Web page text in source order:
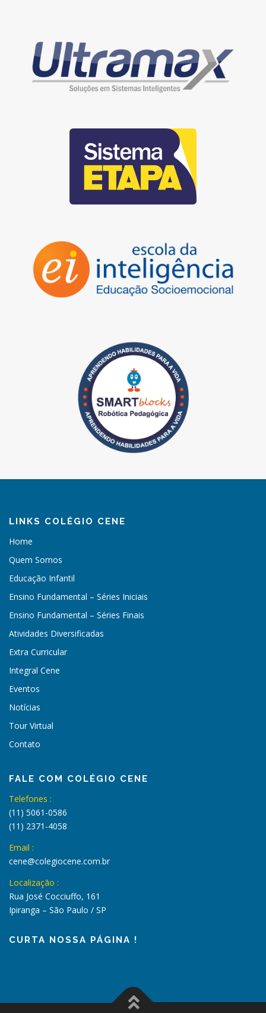
LINKS COLÉGIO CENE
Home
Quem Somos
Educação Infantil
Ensino Fundamental – Séries Iniciais
Ensino Fundamental – Séries Finais
Atividades Diversificadas
Extra Curricular
Integral Cene
Eventos
Notícias
Tour Virtual
Contato
FALE COM COLÉGIO CENE
Telefones :
(11) 5061-0586
(11) 2371-4058
Email :
cene@colegiocene.com.br
Localização :
Rua José Cocciuffo, 161
Ipiranga – São Paulo / SP
CURTA NOSSA PÁGINA !